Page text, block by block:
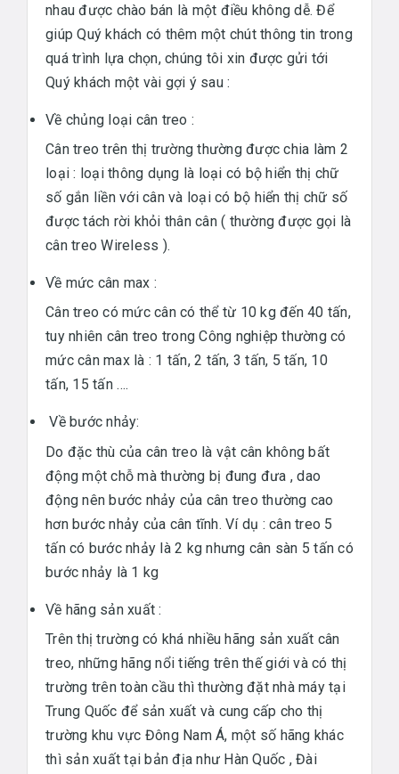
nhau được chào bán là một điều không dễ. Để
giúp Quý khách có thêm một chút thông tin trong
quá trình lựa chọn, chúng tôi xin được gửi tới
Quý khách một vài gợi ý sau :
Về chủng loại cân treo :
Cân treo trên thị trường thường được chia làm 2
loại : loại thông dụng là loại có bộ hiển thị chữ
số gắn liền với cân và loại có bộ hiển thị chữ số
được tách rời khỏi thân cân ( thường được gọi là
cân treo Wireless ).
Về mức cân max :
Cân treo có mức cân có thể từ 10 kg đến 40 tấn,
tuy nhiên cân treo trong Công nghiệp thường có
mức cân max là : 1 tấn, 2 tấn, 3 tấn, 5 tấn, 10
tấn, 15 tấn ….
Về bước nhảy:
Do đặc thù của cân treo là vật cân không bất
động một chỗ mà thường bị đung đưa , dao
động nên bước nhảy của cân treo thường cao
hơn bước nhảy của cân tĩnh. Ví dụ : cân treo 5
tấn có bước nhảy là 2 kg nhưng cân sàn 5 tấn có
bước nhảy là 1 kg
Về hãng sản xuất :
Trên thị trường có khá nhiều hãng sản xuất cân
treo, những hãng nổi tiếng trên thế giới và có thị
trường trên toàn cầu thì thường đặt nhà máy tại
Trung Quốc để sản xuất và cung cấp cho thị
trường khu vực Đông Nam Á, một số hãng khác
thì sản xuất tại bản địa như Hàn Quốc , Đài